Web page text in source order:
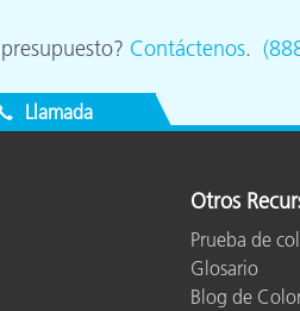
Contáctenos.
Llamada
Otros
Prueba de
Glosario
Blog de